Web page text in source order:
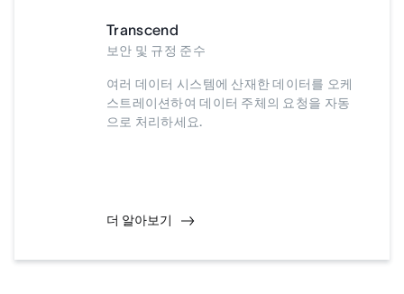
Transcend
보안 및 규정 준수
여러 데이터 시스템에 산재한 데이터를 오케
스트레이션하여 데이터 주체의 요청을 자동
으로 처리하세요.
더 알아보기